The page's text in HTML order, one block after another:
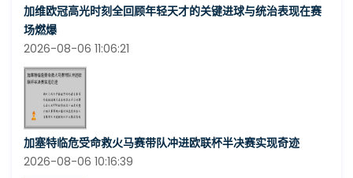
加维欧冠高光时刻全回顾年轻天才的关键进球与统治表现在赛
场燃爆
2026-08-06 11:06:21
加塞特临危受命救火马赛带队冲进欧联杯半决赛实现奇迹
2026-08-06 10:16:39